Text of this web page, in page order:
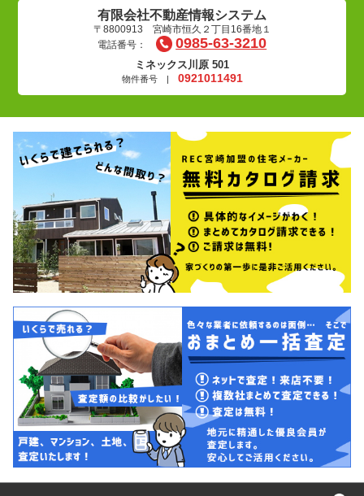
有限会社不動産情報システム
〒8800913 宮崎市恒久２丁目16番地１
電話番号：
0985-63-3210
ミネックス川原 501
物件番号 | 0921011491